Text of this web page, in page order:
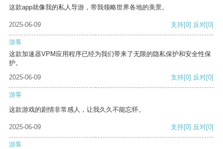
这款app就像我的私人导游，带我领略世界各地的美景。
2025-06-09 支持[0] 反对[0]
游客
这款加速器VPM应用程序已经为我们带来了无限的隐私保护和安全性保
护。
2025-06-09
支持[0] 反对[0]
游客
这款游戏的剧情非常感人，让我久久不能忘怀。
2025-06-09 支持[0] 反对[0]
游客